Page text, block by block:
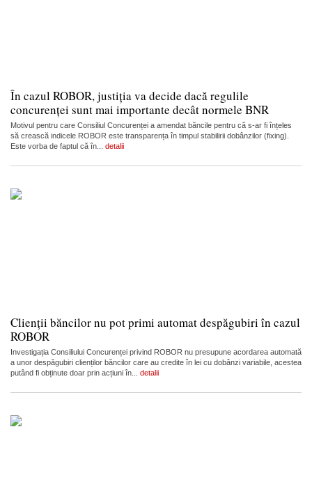
În cazul ROBOR, justiția va decide dacă regulile
concurenței sunt mai importante decât normele BNR
Motivul pentru care Consiliul Concurenței a amendat băncile pentru că s-ar fi înțeles
să crească indicele ROBOR este transparența în timpul stabilirii dobânzilor (fixing).
Este vorba de faptul că în... detalii
Clienții băncilor nu pot primi automat despăgubiri în cazul
ROBOR
Investigația Consiliului Concurenței privind ROBOR nu presupune acordarea automată
a unor despăgubiri clienților băncilor care au credite în lei cu dobânzi variabile, acestea
putând fi obținute doar prin acțiuni în... detalii